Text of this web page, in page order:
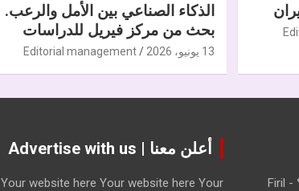
الذكاء الصناعي بين الأمل والرعب.
بحث من مركز فيريل للدراسات
13 يونيو، 2026 Editorial management
عندما تسلّلَ الجولاني من باب المطبخ؟ - Firil
أعلن معنا | Advertise with us
Your website here Your website here Your